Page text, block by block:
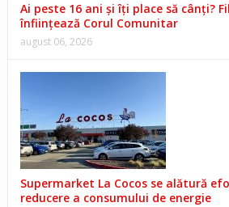
Ai peste 16 ani și îți place să cânți?
înființează Corul Comunitar
august 06, 2026
Supermarket La Cocos se alătură
reducere a consumului de energie